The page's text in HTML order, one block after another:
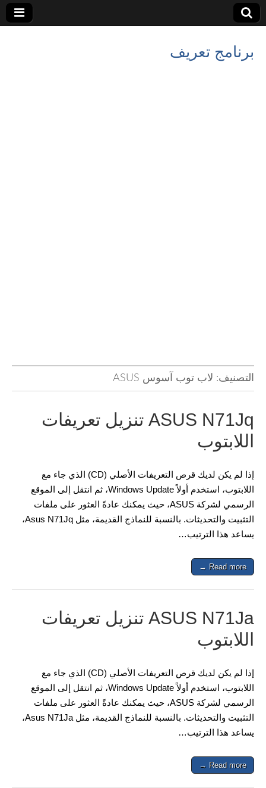
برنامج تعريف
التصنيف: لاب توب آسوس ASUS
ASUS N71Jq تنزيل تعريفات
اللابتوب
إذا لم يكن لديك قرص التعريفات الأصلي (CD) الذي جاء مع
اللابتوب، استخدم أولاً Windows Update، ثم انتقل إلى الموقع
الرسمي لشركة ASUS، حيث يمكنك عادةً العثور على ملفات
التثبيت والتحديثات. بالنسبة للنماذج القديمة، مثل Asus N71Jq،
يساعد هذا الترتيب…
Read more →
ASUS N71Ja تنزيل تعريفات
اللابتوب
إذا لم يكن لديك قرص التعريفات الأصلي (CD) الذي جاء مع
اللابتوب، استخدم أولاً Windows Update، ثم انتقل إلى الموقع
الرسمي لشركة ASUS، حيث يمكنك عادةً العثور على ملفات
التثبيت والتحديثات. بالنسبة للنماذج القديمة، مثل Asus N71Ja،
يساعد هذا الترتيب…
Read more →